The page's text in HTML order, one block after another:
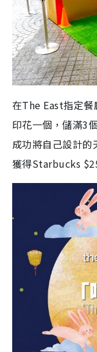
在The East指定
印花一個，儲滿3
成功將自己設計
獲得Starbucks